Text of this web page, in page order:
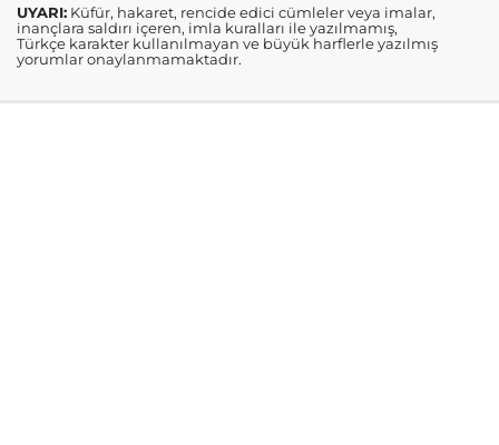
UYARI: Küfür, hakaret, rencide edici cümleler veya imalar,
inançlara saldırı içeren, imla kuralları ile yazılmamış,
Türkçe karakter kullanılmayan ve büyük harflerle yazılmış
yorumlar onaylanmamaktadır.